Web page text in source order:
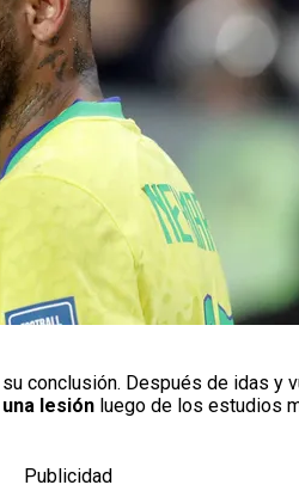
su conclusión. Después de idas y
lesión luego de los estudios
Publicidad